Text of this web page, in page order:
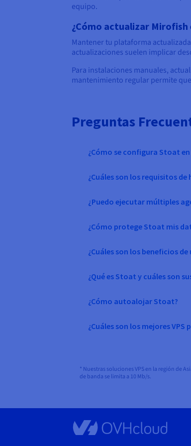
equipo.
¿Cómo actualizar Mirofish
Mantener tu plataforma
actualizaciones suelen implicar
Para instalaciones manuales,
mantenimiento regular permite
Preguntas
¿Cómo se configura Stoat en
¿Cuáles son los requisitos
¿Puedo ejecutar múltiples
¿Cómo protege Stoat mis
¿Cuáles son los beneficios
¿Qué es Stoat y cuáles son
¿Cómo autoalojar Stoat?
¿Cuáles son los mejores VPS
* Nuestras soluciones VPS en la región de
de banda se limita a 10 Mb/s.